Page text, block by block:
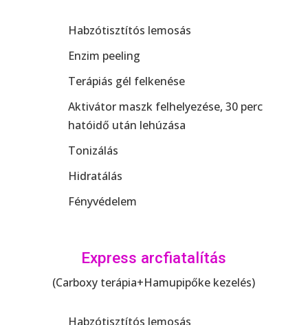
Habzótisztítós lemosás
Enzim peeling
Terápiás gél felkenése
Aktivátor maszk felhelyezése, 30 perc
hatóidő után lehúzása
Tonizálás
Hidratálás
Fényvédelem
Express arcfiatalítás
(Carboxy terápia+Hamupipőke kezelés)
Habzótisztítós lemosás